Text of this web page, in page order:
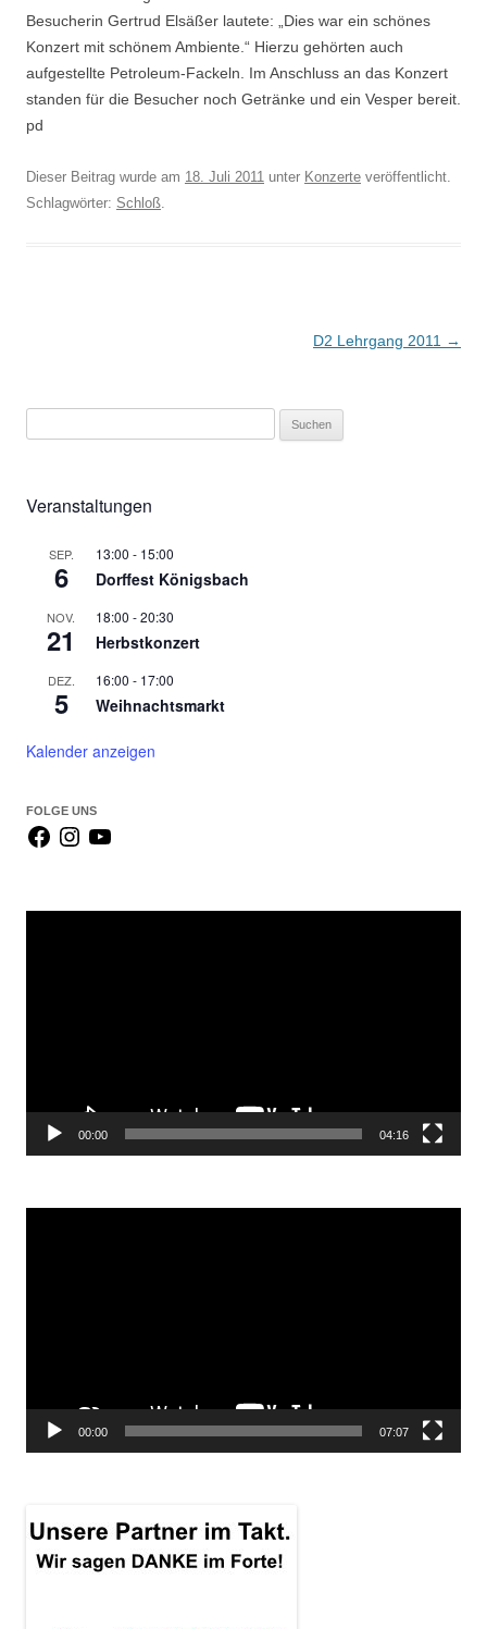
Besucherin Gertrud Elsäßer lautete: „Dies war ein schönes
Konzert mit schönem Ambiente.“ Hierzu gehörten auch
aufgestellte Petroleum-Fackeln. Im Anschluss an das Konzert
standen für die Besucher noch Getränke und ein Vesper bereit.
pd
Dieser Beitrag wurde am 18. Juli 2011 unter Konzerte veröffentlicht.
Schlagwörter: Schloß.
D2 Lehrgang 2011 →
hVeranstaltungen
SEP.
6
13:00 - 15:00
Dorffest Königsbach
NOV.
21
18:00 -20:30
Herbstkonzert
DEZ.
5
16:00 - 17:00
Weihnachtsmarkt
Kalender anzeigen
FOLGE UNS
00:00 04:16
00:00 07:07